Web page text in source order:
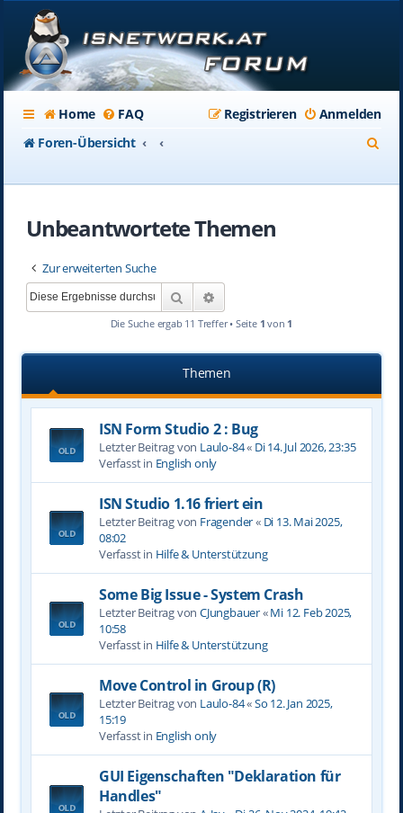
Home FAQ Anmelden
Registrieren
Foren-Übersicht
Unbeantwortete Themen
Zur erweiterten Suche
Suche
Die Suche ergab 11 Treffer • Seite 1 von 1
Themen
ISN Form Studio 2 : Bug
Letzter Beitrag von Laulo-84« Di 14. Jul 2026, 23:35
Verfasst in English only
ISN Studio 1.16 friert ein
Letzter Beitrag von Fragender« Di 13. Mai 2025,
08:02
Verfasst in Hilfe & Unterstützung
Some Big Issue - System Crash
Letzter Beitrag von CJungbauer«Mi 12. Feb 2025,
10:58
Verfasst in Hilfe & Unterstützung
Move Control in Group (R)
Letzter Beitrag von Laulo-84«So 12. Jan 2025,
15:19
Verfasst in English only
GUI Eigenschaften "Deklaration für
Handles"